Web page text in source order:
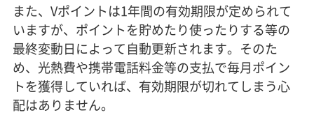
また、Vポイントは1年間の有効期限が定められて
いますが、ポイントを貯めたり使ったりする等の
最終変動日によって自動更新されます。そのた
め、光熱費や携帯電話料金等の支払で毎月ポイン
トを獲得していれば、有効期限が切れてしまう心
配はありません。